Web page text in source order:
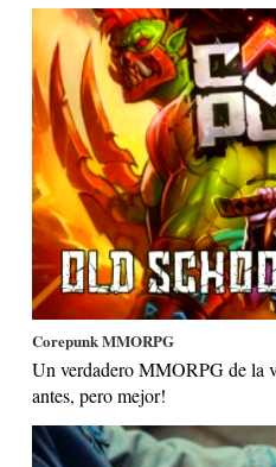
Corepunk MMORPG
Un verdadero MMORPG de la
antes, pero mejor!